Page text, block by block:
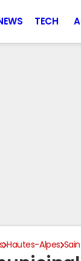
TECH
Hautes-Alpes